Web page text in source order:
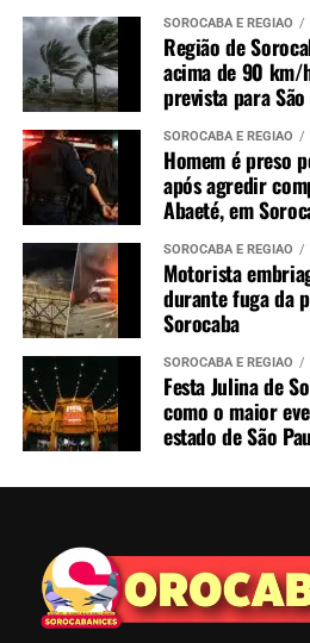
SOROCABA E REGIÃO
Região de
acima de 90
prevista para
SOROCABA E REGIÃO
Homem é preso
após agredir
Abaeté, em
SOROCABA E REGIÃO
Motorista
durante fuga da
Sorocaba
SOROCABA E REGIÃO
Festa Julina de
como o maior
estado de São